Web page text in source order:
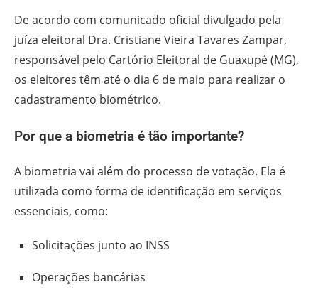
De acordo com comunicado oficial divulgado pela
juíza eleitoral Dra. Cristiane Vieira Tavares Zampar,
responsável pelo Cartório Eleitoral de Guaxupé (MG),
os eleitores têm até o dia 6 de maio para realizar o
cadastramento biométrico.
Por que a biometria é tão importante?
A biometria vai além do processo de votação. Ela é
utilizada como forma de identificação em serviços
essenciais, como:
Solicitações junto ao INSS
Operações bancárias